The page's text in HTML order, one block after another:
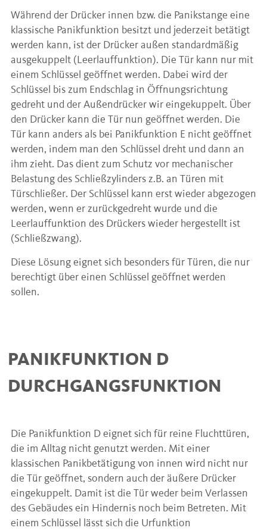
Während der Drücker innen bzw. die Panikstange eine
klassische Panikfunktion besitzt und jederzeit betätigt
werden kann, ist der Drücker außen standardmäßig
ausgekuppelt (Leerlauffunktion). Die Tür kann nur mit
einem Schlüssel geöffnet werden. Dabei wird der
Schlüssel bis zum Endschlag in Öffnungsrichtung
gedreht und der Außendrücker wir eingekuppelt. Über
den Drücker kann die Tür nun geöffnet werden. Die
Tür kann anders als bei Panikfunktion E nicht geöffnet
werden, indem man den Schlüssel dreht und dann an
ihm zieht. Das dient zum Schutz vor mechanischer
Belastung des Schließzylinders z.B. an Türen mit
Türschließer. Der Schlüssel kann erst wieder abgezogen
werden, wenn er zurückgedreht wurde und die
Leerlauffunktion des Drückers wieder hergestellt ist
(Schließzwang).
Diese Lösung eignet sich besonders für Türen, die nur
berechtigt über einen Schlüssel geöffnet werden
sollen.
PANIKFUNKTION D
DURCHGANGSFUNKTION
Die Panikfunktion D eignet sich für reine Fluchttüren,
die im Alltag nicht genutzt werden. Mit einer
klassischen Panikbetätigung von innen wird nicht nur
die Tür geöffnet, sondern auch der äußere Drücker
eingekuppelt. Damit ist die Tür weder beim Verlassen
des Gebäudes ein Hindernis noch beim Betreten. Mit
einem Schlüssel lässt sich die Urfunktion